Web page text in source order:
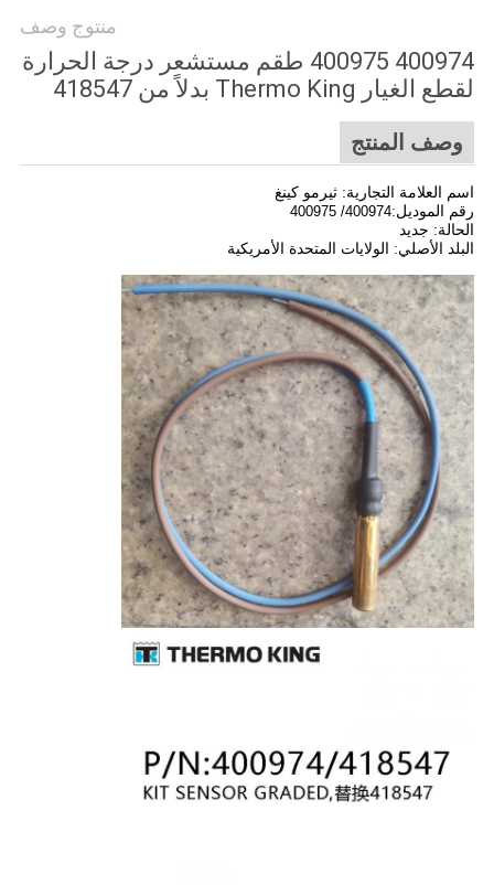
منتوج وصف
400974 400975 طقم مستشعر درجة الحرارة
لقطع الغيار Thermo King بدلاً من 418547
وصف المنتج
اسم العلامة التجارية: ثيرمو كينغ
رقم الموديل:400974/ 400975
الحالة: جديد
البلد الأصلي: الولايات المتحدة الأمريكية